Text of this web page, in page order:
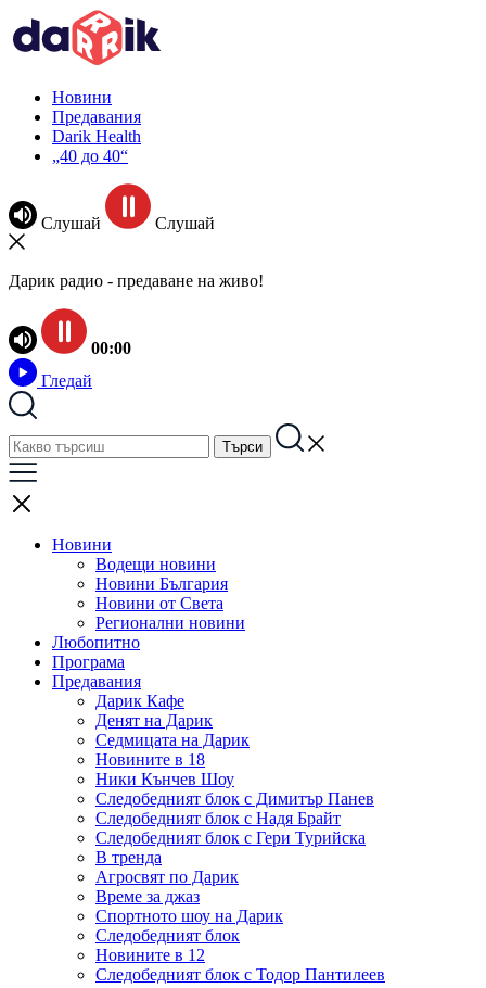
Новини
Предавания
Darik Health
„40 до 40“
Слушай Слушай
Дарик радио - предаване на живо!
00:00
Гледай
Новини
Водещи новини
Новини България
Новини от Света
Регионални новини
Любопитно
Програма
Предавания
Дарик Кафе
Денят на Дарик
Седмицата на Дарик
Новините в 18
Ники Кънчев Шоу
Следобедният блок с Димитър Панев
Следобедният блок с Надя Брайт
Следобедният блок с Гери Турийска
В тренда
Агросвят по Дарик
Време за джаз
Спортното шоу на Дарик
Следобедният блок
Новините в 12
Следобедният блок с Тодор Пантилеев